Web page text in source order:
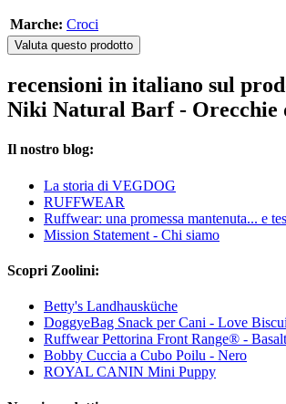
Marche: Croci
Valuta questo prodotto
recensioni in italiano sul
Niki Natural Barf - Orecchie
Il nostro blog:
La storia di VEGDOG
RUFFWEAR
Ruffwear: una promessa mantenuta... e
Mission Statement - Chi siamo
Scopri Zoolini:
Betty's Landhausküche
DoggyeBag Snack per Cani - Love
Ruffwear Pettorina Front Range® -
Bobby Cuccia a Cubo Poilu - Nero
ROYAL CANIN Mini Puppy